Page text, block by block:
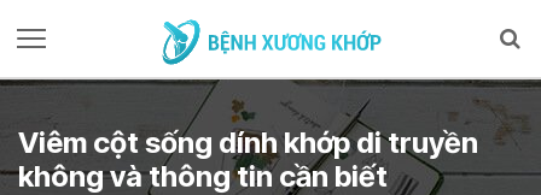
Viêm cột sống dính khớp di truyền
không và thông tin cần biết